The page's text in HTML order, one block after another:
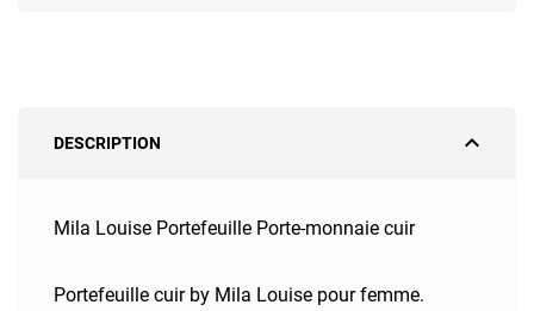
expand_less
DESCRIPTION
Mila Louise Portefeuille Porte-monnaie cuir
Portefeuille cuir by Mila Louise pour femme.